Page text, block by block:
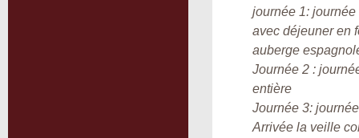
journée 1: journée
avec déjeuner en
auberge
Journée 2 :
entière
Journée 3:
Arrivée la veille